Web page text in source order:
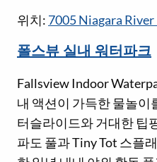
위치: 7005 Niagara
폴스뷰 실내 워터파크
Fallsview Indoor
내 액션이 가득한 물놀이
터슬라이드와 거대한 팁
파도 풀과 Tiny Tot 스플